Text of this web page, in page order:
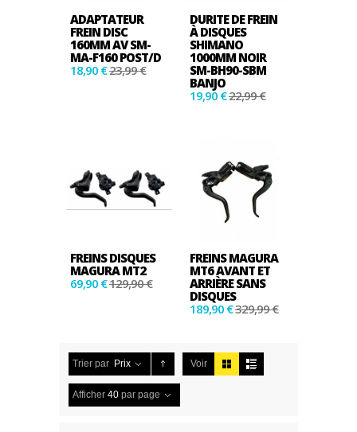
ADAPTATEUR
FREIN DISC
160MM AV SM-
MA-F160 POST/D
18,90 €23,99 €
DURITE DE FREIN
À DISQUES
SHIMANO
1000MM NOIR
SM-BH90-SBM
BANJO
19,90 €22,99 €
FREINS DISQUES
MAGURA MT2
69,90 €129,90 €
FREINS MAGURA
MT6 AVANT ET
ARRIÈRE SANS
DISQUES
189,90 €329,99 €
Trier par Prix Voir
Afficher 40 par page